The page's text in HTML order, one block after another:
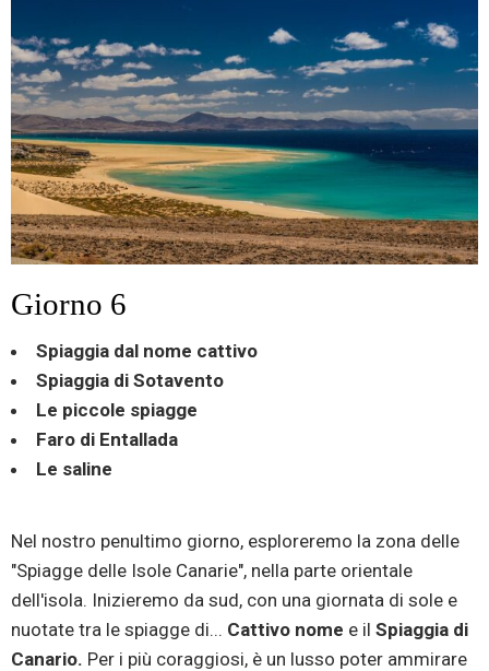
Giorno 6
Spiaggia dal nome cattivo
Spiaggia di Sotavento
Le piccole spiagge
Faro di Entallada
Le saline
Nel nostro penultimo giorno, esploreremo la zona delle
"Spiagge delle Isole Canarie", nella parte orientale
dell'isola. Inizieremo da sud, con una giornata di sole e
nuotate tra le spiagge di... Cattivo nome e il Spiaggia di
Canario. Per i più coraggiosi, è un lusso poter ammirare